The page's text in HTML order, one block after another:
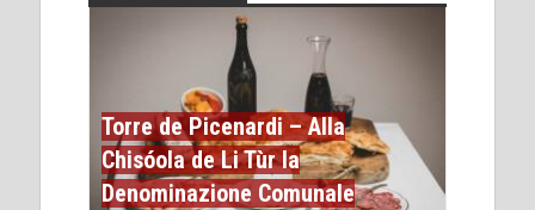
Torre de Picenardi – Alla
Chisóola de Li Tùr la
Denominazione Comunale